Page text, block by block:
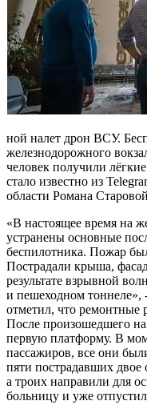
ной налет дрон ВСУ.
железнодорожного
человек получили
стало известно из
области Романа
«В настоящее время на
устранены основные
беспилотника. Пожар
Пострадали крыша,
результате взрывной
и пешеходном тоннеле»,
отметил, что ремонтные
После произошедшего
первую платформу. В
пассажиров, все они
пяти пострадавших
а троих направили для
больницу и уже